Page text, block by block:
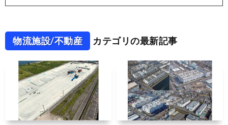
物流施設/不動産 カテゴリの最新記事